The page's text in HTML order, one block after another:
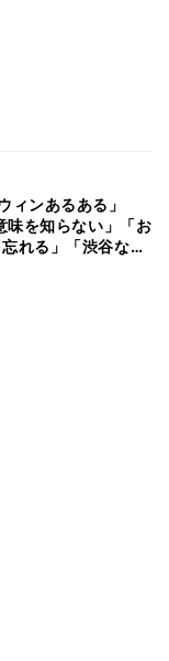
ィンあるある」
味を知らない」「お
れる」「渋谷など
」などがランクイ